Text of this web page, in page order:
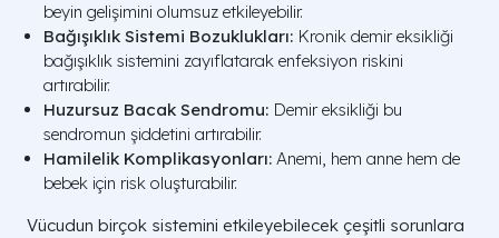
beyin gelişimini olumsuz etkileyebilir.
Bağışıklık Sistemi Bozuklukları: Kronik demir eksikliği
bağışıklık sistemini zayıflatarak enfeksiyon riskini
artırabilir.
Huzursuz Bacak Sendromu: Demir eksikliği bu
sendromun şiddetini artırabilir.
Hamilelik Komplikasyonları: Anemi, hem anne hem de
bebek için risk oluşturabilir.
Vücudun birçok sistemini etkileyebilecek çeşitli sorunlara